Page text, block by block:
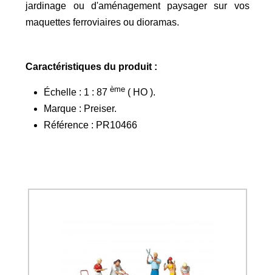
jardinage ou d'aménagement paysager sur vos
maquettes ferroviaires ou dioramas.
Caractéristiques du produit :
Échelle : 1 : 87ème ( HO ).
​Marque : Preiser.​
Référence : PR10466